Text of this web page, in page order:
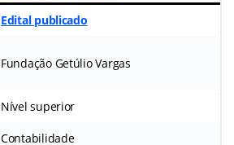
Edital publicado
Fundação Getúlio Vargas
Nível superior
Contabilidade